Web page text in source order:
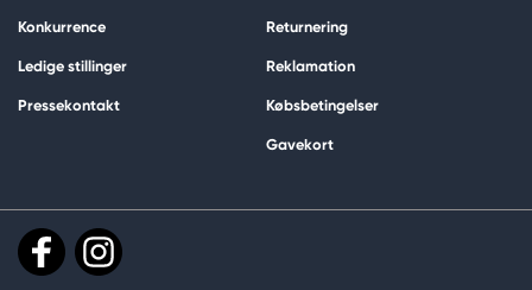
Konkurrence
Ledige stillinger
Pressekontakt
Returnering
Reklamation
Købsbetingelser
Gavekort